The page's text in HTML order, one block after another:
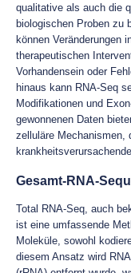
qualitative als auch die
biologischen Proben zu
können Veränderungen
therapeutischen
Vorhandensein oder
hinaus kann RNA-Seq
Modifikationen und
gewonnenen Daten
zelluläre Mechanismen,
Gesamt-RNA-
Total RNA-Seq, auch
ist eine umfassende
Moleküle, sowohl
diesem Ansatz wird